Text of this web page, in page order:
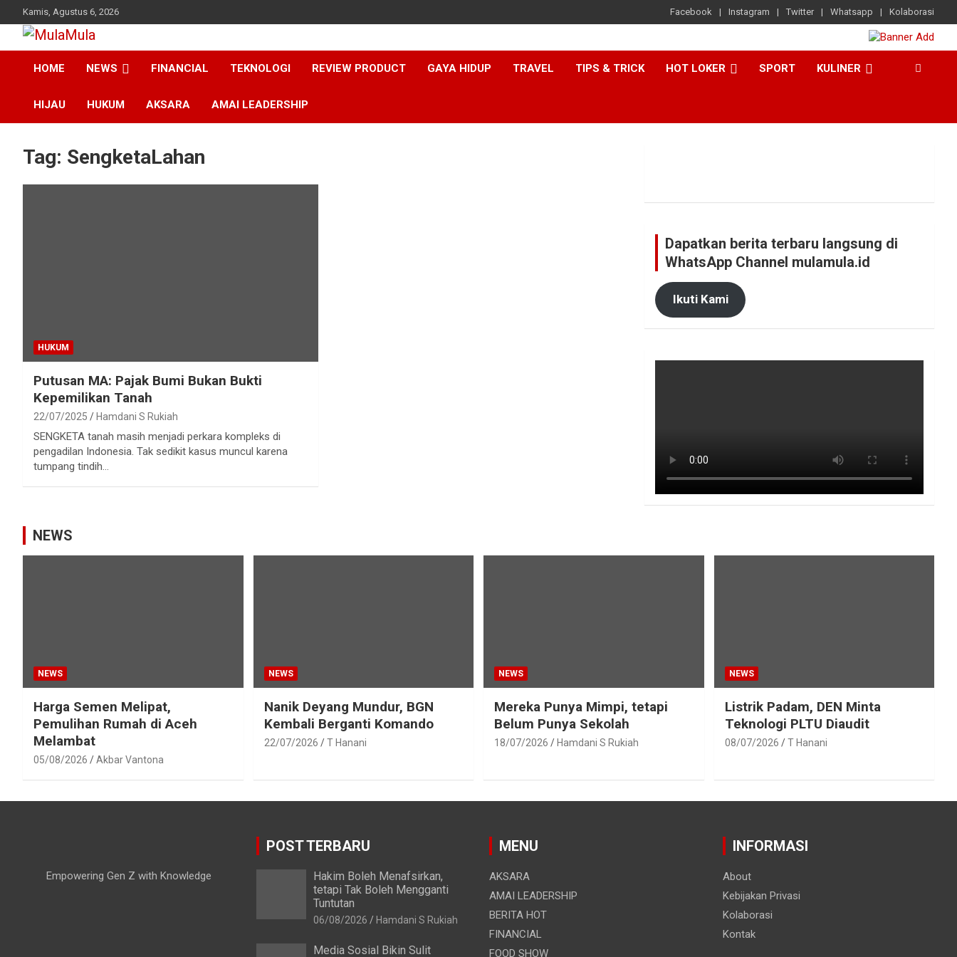
to
content
Kamis, Agustus 6, 2026 Facebook Instagram Twitter Whatsapp Kolaborasi
MulaMula
Medianya para Gen Z
HOME
NEWS FINANCIAL TEKNOLOGI REVIEW PRODUCT GAYA HIDUP TRAVEL TIPS & TRICK HOT LOKER SPORT KULINER
HIJAU HUKUM AKSARA AMAI LEADERSHIP
Tag: SengketaLahan
HUKUM
Putusan MA: Pajak Bumi Bukan Bukti
Kepemilikan Tanah
22/07/2025 Hamdani S Rukiah
SENGKETA tanah masih menjadi perkara kompleks di
pengadilan Indonesia. Tak sedikit kasus muncul karena
tumpang tindih…
Dapatkan berita terbaru langsung di
WhatsApp Channel mulamula.id
Ikuti Kami
NEWS
NEWS
Harga Semen Melipat,
Pemulihan Rumah di Aceh
Melambat
05/08/2026 Akbar Vantona
NEWS
Nanik Deyang Mundur, BGN
Kembali Berganti Komando
22/07/2026 T Hanani
NEWS
Mereka Punya Mimpi, tetapi
Belum Punya Sekolah
18/07/2026 Hamdani S Rukiah
NEWS
Listrik Padam, DEN Minta
Teknologi PLTU Diaudit
08/07/2026 T Hanani
Empowering Gen Z with Knowledge
POST TERBARU
Hakim Boleh Menafsirkan,
tetapi Tak Boleh Mengganti
Tuntutan
06/08/2026 Hamdani S Rukiah
Media Sosial Bikin Sulit
MENU
AKSARA
AMAI LEADERSHIP
BERITA HOT
FINANCIAL
FOOD SHOW
INFORMASI
About
Kebijakan Privasi
Kolaborasi
Kontak